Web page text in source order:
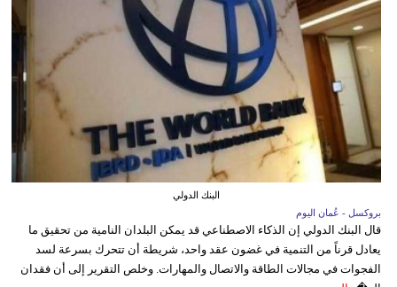
البنك الدولي
بروكسل - عُمان اليوم
قال البنك الدولي إن الذكاء الاصطناعي قد يمكن البلدان النامية من تحقيق ما
يعادل قرناً من التنمية في غضون عقد واحد، شريطة أن تتحرك بسرعة لسد
الفجوات في مجالات الطاقة والاتصال والمهارات. وخلص التقرير إلى أن فقدان